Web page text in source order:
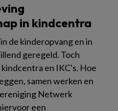
in kindcentra
de kinderopvang en in
geregeld. Toch
en IKC's. Hoe
samen werken en
Netwerk
een